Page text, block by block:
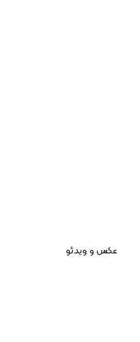
عکس و ویدئو